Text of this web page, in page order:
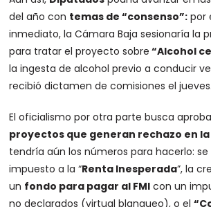
del año con temas de “consenso”: por
inmediato, la Cámara Baja sesionaría la
para tratar el proyecto sobre “Alcohol
la ingesta de alcohol previo a conducir
recibió dictamen de comisiones el jueves.
El oficialismo por otra parte busca
proyectos que generan rechazo en
tendría aún los números para hacerlo:
impuesto a la “Renta Inesperada”, la
un fondo para pagar al FMI con un
no declarados (virtual blanqueo), o el